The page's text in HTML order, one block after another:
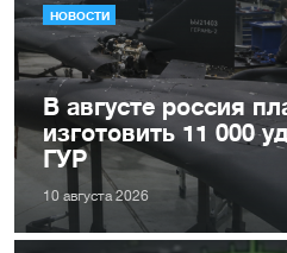
НОВОСТИ
В августе россия
изготовить 11 000
ГУР
10 августа 2026